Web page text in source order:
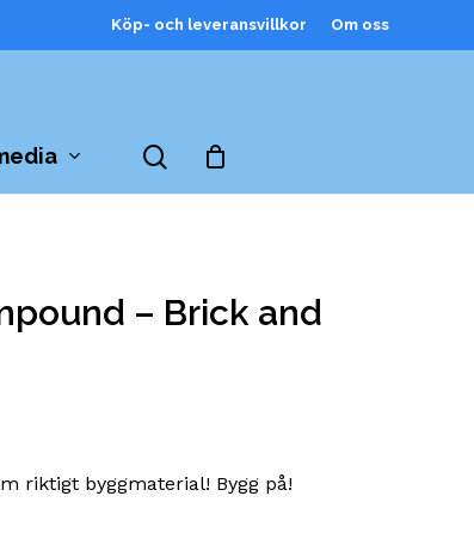
Köp- och leveransvillkor Om oss
search
Close
– Brick and
riktigt byggmaterial! Bygg på!